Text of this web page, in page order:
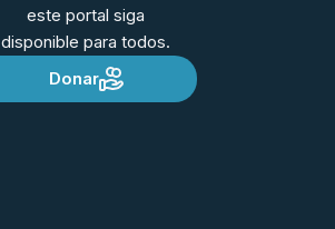
este portal siga
disponible para todos.
Donar